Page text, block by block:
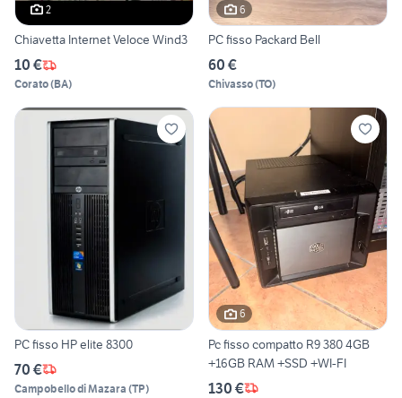
2
Chiavetta Internet Veloce Wind3
10 €
Corato(BA)
6
PC fisso Packard Bell
60 €
Chivasso(TO)
PC fisso HP elite 8300
70 €
Campobello di Mazara (TP)
6
Pc fisso compatto R9 380 4GB
+16GB RAM +SSD +WI-FI
130 €